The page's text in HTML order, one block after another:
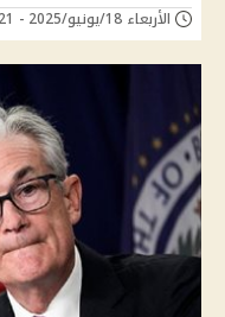
الأربعاء 18/يونيو/2025 - 09:21 م